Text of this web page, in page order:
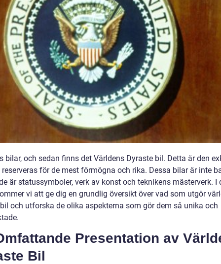
bilar, och sedan finns det Världens Dyraste bil. Detta är den
för de mest förmögna och rika. Dessa bilar är inte
är statussymboler, verk av konst och teknikens mästerverk. I
vi att ge dig en grundlig översikt över vad som utgör
och utforska de olika aspekterna som gör dem så unika och
Presentation av
Bil